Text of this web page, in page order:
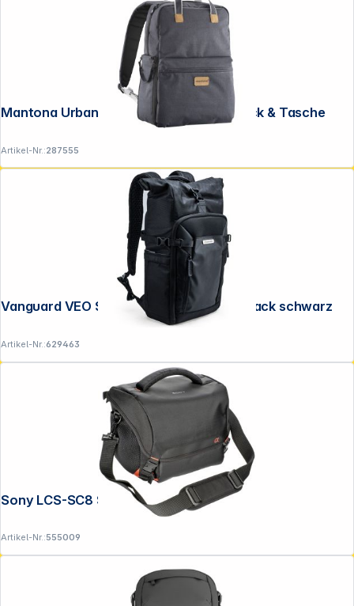
Mantona Urban Companion Fotorucksack & Tasche
Artikel-Nr.:287555
Vanguard VEO SELECT 39RBM BK Rucksack schwarz
Artikel-Nr.:629463
Sony LCS-SC8 Systemtasche schwarz
Artikel-Nr.:555009